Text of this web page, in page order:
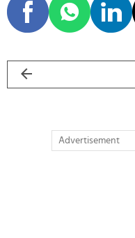
Advertisement